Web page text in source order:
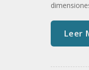
Leer